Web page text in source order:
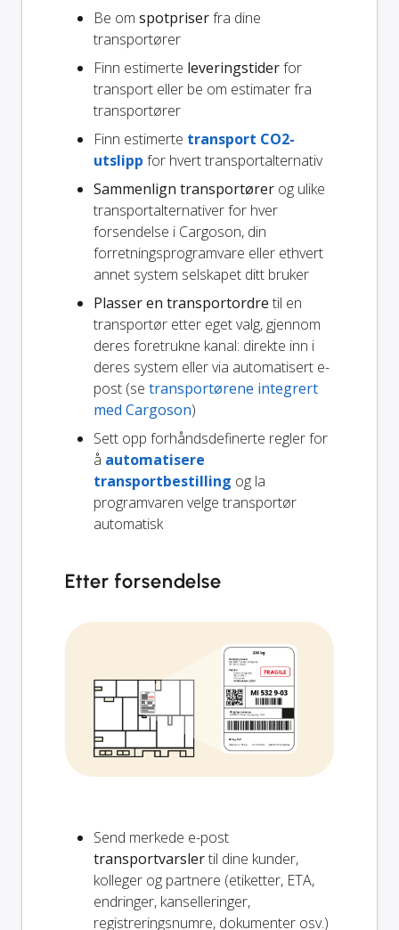
Be om spotpriserfra dine
transportører
Finn estimerte leveringstiderfor
transport eller be om estimater fra
transportører
Finn estimerte transport CO2-
utslipp for hvert transportalternativ
Sammenlign transportører og ulike
transportalternativer for hver
forsendelse i Cargoson, din
forretningsprogramvare eller ethvert
annet system selskapet ditt bruker
Plasser en transportordre til en
transportør etter eget valg, gjennom
deres foretrukne kanal: direkte inn i
deres system eller via automatisert e-
post (se transportørene integrert
med Cargoson)
Sett opp forhåndsdefinerte regler for
å automatisere
transportbestilling og la
programvaren velge transportør
automatisk
Etter forsendelse
Send merkede e-post
transportvarslertil dine kunder,
kolleger og partnere (etiketter, ETA,
endringer, kanselleringer,
registreringsnumre, dokumenter osv.)